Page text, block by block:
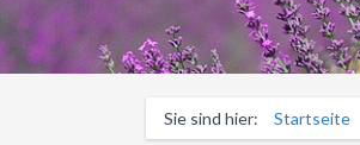
Sie sind hier: Startseite